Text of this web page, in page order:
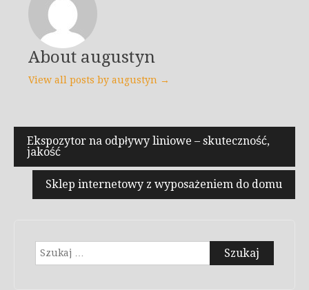
About augustyn
View all posts by augustyn →
Nawigacja
wpisu
Ekspozytor na odpływy liniowe – skuteczność,
jakość
Sklep internetowy z wyposażeniem do domu
Szukaj: